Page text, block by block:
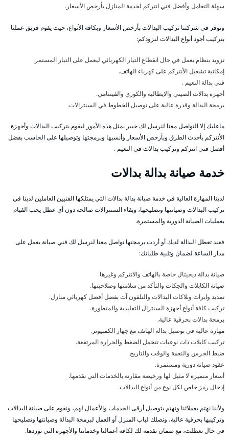
سهلة التعامل وأفضل فني انتركم لخدمة المنازل بأرخص الأسعار.
ونوفر في شركتنا تركيب البدالات بأرخص الأسعار وبكافة الأنواع، حيث يقوم فريق عملنا
بتركيب أجود أنواع البدالات لنزودكم:
تزويد بنظام يعمل في حال انقطاع التيار الكهربائي ليعمل على التيار المستمر.
إمكانية تشغيل الأنتركم على كهرباء الهاتف.
فني بدالة النعيم .
أجهزة بدالات الصيني والايطالية والكوري والفيتنامي.
برمجة البدالة وقدرة عالية على توصيل الخطوط في السنترالات.
ماعليك إلا التواصل معنا لنرسل لك خبير بمثل هذه الأمور ليقوم بتركيب البدالات وأجهزة
الأنتركم بأحدث الطرق وبأرخص الأسعار وأنسبها وبرمجتها وتوصيلها على الحاسب بفضل
أفضل فني انتركم وتركيب بدالات في النعيم .
خدمة صيانة بدالة بدالات
لدينا المهارة العالية في خدمة صيانة بدالة بدالات التي يمتلكها الفنيين العاملين لدينا في
تركيب البدالات وصيانتها وتصليحها، وبقاء السنترالات صالحة دون أي عطل يجب القيام
بعمليات الصيانة الدورية والمستمرة.
فعند تعطل البدالة لديك أو أردت برمجتها تواصل معنا لنرسل لك فني صيانة يعمل على
مدار الساعة لضمان وتلبية طلباتك:
صيانة بدالة ديجيتال خاصة بالهاتف والانتركم وغيرها.
صيانة الكابلات والجكات والتأكد من سلامتها وصلاحيتها.
تمديد وايرات وبلاكات البدالات والتلفون آت بفضل أفضل كهربائي منازل.
تركيب كافة أنواع أجهزة السنترال التقليدية والمتطورة.
برمجة بدالات بحرفية عالية.
مهارة عالية في توصيل بدالة الهاتف مع جهاز الكمبيوتر.
تركيب كابلات ذات نوعيات تتحمل الضغط والحرارة المرتفعة.
ضبط الجرس والنغمة والوقت والتاريخ.
عقود صيانة دورية ومستمرة.
أسعار متميزة لا مثيل لها ورخيصة مقارنة بالخدمات التي نقدمها.
إدخال رمز خاص لكل نوع من أنواع البدالات.
ولأننا نهتم بعملائنا ونهتم بتوصيل أرقى الخدمات والأعمال لهم، ونقوم على صيانة البدالات
وتركيبها بحرفية عالية، ونصلك لباب المنزل أو العمل لبرمجة البدالة وصيانتها وتصليحها
في حال تعطلت، مع ضمان نقدمه لك لكافة أعمالنا وخدماتنا والأجهزة التي نوردها.